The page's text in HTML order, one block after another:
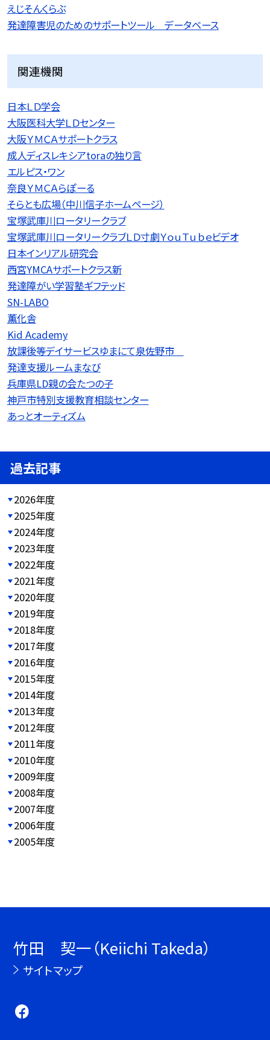
えじそんくらぶ
発達障害児のためのサポートツール データベース
関連機関
日本ＬＤ学会
大阪医科大学ＬＤセンター
大阪ＹＭＣＡサポートクラス
成人ディスレキシアtoraの独り言
エルピス・ワン
奈良ＹＭＣＡらぽーる
そらとも広場（中川信子ホームページ）
宝塚武庫川ロータリークラブ
宝塚武庫川ロータリークラブＬＤ寸劇ＹｏｕＴｕｂｅビデオ
日本インリアル研究会
西宮YMCAサポートクラス新
発達障がい学習塾ギフテッド
SN-LABO
薫化舎
Kid Academy
放課後等デイサービスゆまにて泉佐野市
発達支援ルームまなび
兵庫県LD親の会たつの子
神戸市特別支援教育相談センター
あっとオーティズム
過去記事
2026年度
2025年度
2024年度
2023年度
2022年度
2021年度
2020年度
2019年度
2018年度
2017年度
2016年度
2015年度
2014年度
2013年度
2012年度
2011年度
2010年度
2009年度
2008年度
2007年度
2006年度
2005年度
竹田 契一（Keiichi Takeda）
サイトマップ